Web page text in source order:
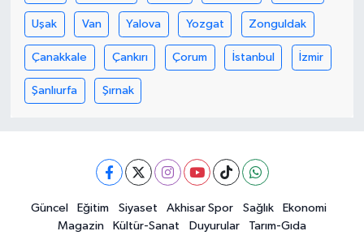
Uşak Van Yalova Yozgat Zonguldak
Çanakkale Çankırı Çorum İstanbul İzmir
Şanlıurfa Şırnak
Güncel Eğitim Siyaset Akhisar Spor Sağlık
Ekonomi
Magazin
Kültür-Sanat Duyurular Tarım-Gıda